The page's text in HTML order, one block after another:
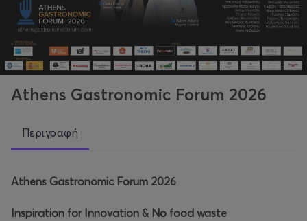
Athens Gastronomic Forum 2026
Περιγραφή
Athens Gastronomic Forum 2026
Inspiration for Innovation & No food waste